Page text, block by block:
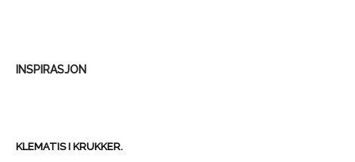
INSPIRASJON
KLEMATIS I KRUKKER.